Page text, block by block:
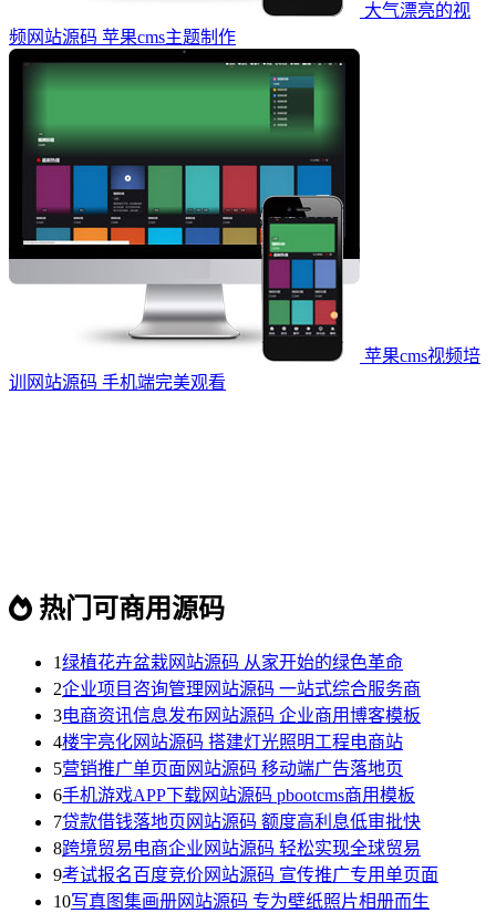
大气漂亮的视
频网站源码 苹果cms主题制作
苹果cms视频培
训网站源码 手机端完美观看
热门可商用源码
1绿植花卉盆栽网站源码 从家开始的绿色革命
2企业项目咨询管理网站源码 一站式综合服务商
3电商资讯信息发布网站源码 企业商用博客模板
4楼宇亮化网站源码 搭建灯光照明工程电商站
5营销推广单页面网站源码 移动端广告落地页
6手机游戏APP下载网站源码 pbootcms商用模板
7贷款借钱落地页网站源码 额度高利息低审批快
8跨境贸易电商企业网站源码 轻松实现全球贸易
9考试报名百度竞价网站源码 宣传推广专用单页面
10写真图集画册网站源码 专为壁纸照片相册而生